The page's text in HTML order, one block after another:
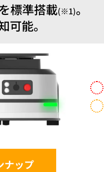
標準搭載(※1)。
能。
ナップ